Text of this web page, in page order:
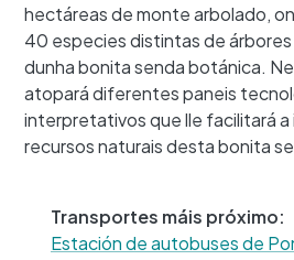
hectáreas de monte arbolado,
40 especies distintas de
dunha bonita senda botánica.
atopará diferentes paneis
interpretativos que lle facilitará
recursos naturais desta bonita
Transportes máis próximo:
Estación de autobuses de